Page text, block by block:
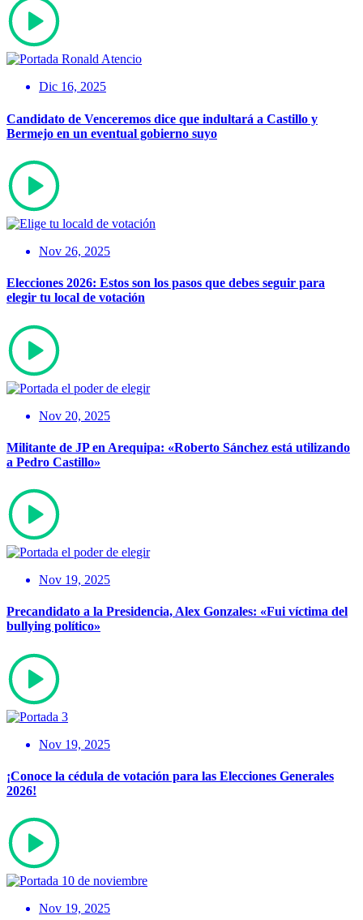
Dic 16, 2025
Candidato de Venceremos dice que indultará a Castillo y
Bermejo en un eventual gobierno suyo
Nov 26, 2025
Elecciones 2026: Estos son los pasos que debes seguir para
elegir tu local de votación
Nov 20, 2025
Militante de JP en Arequipa: «Roberto Sánchez está utilizando
a Pedro Castillo»
Nov 19, 2025
Precandidato a la Presidencia, Alex Gonzales: «Fui víctima del
bullying político»
Nov 19, 2025
¡Conoce la cédula de votación para las Elecciones Generales
2026!
Nov 19, 2025